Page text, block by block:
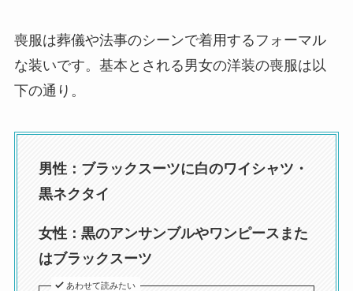
喪服は葬儀や法事のシーンで着用するフォーマル
な装いです。基本とされる男女の洋装の喪服は以
下の通り。
男性：ブラックスーツに白のワイシャツ・
黒ネクタイ
女性：黒のアンサンブルやワンピースまた
はブラックスーツ
あわせて読みたい